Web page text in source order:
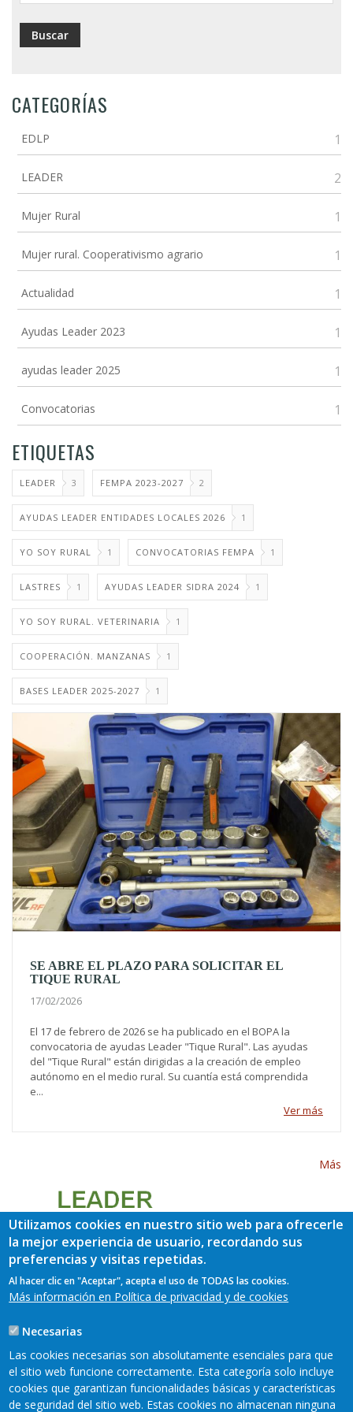
CATEGORÍAS
EDLP 1
LEADER 2
Mujer Rural 1
Mujer rural. Cooperativismo agrario 1
Actualidad 1
Ayudas Leader 2023 1
ayudas leader 2025 1
Convocatorias 1
ETIQUETAS
LEADER 3 FEMPA 2023-2027 2
AYUDAS LEADER ENTIDADES LOCALES 2026 1
YO SOY RURAL 1 CONVOCATORIAS FEMPA 1
LASTRES 1 AYUDAS LEADER SIDRA 2024 1
YO SOY RURAL. VETERINARIA 1
COOPERACIÓN. MANZANAS 1
BASES LEADER 2025-2027 1
SE ABRE EL PLAZO PARA SOLICITAR EL
TIQUE RURAL
17/02/2026
El 17 de febrero de 2026 se ha publicado en el BOPA la
convocatoria de ayudas Leader "Tique Rural". Las ayudas
del "Tique Rural" están dirigidas a la creación de empleo
autónomo en el medio rural. Su cuantía está comprendida
e...
Ver más
Más
Utilizamos cookies en nuestro sitio web para ofrecerle
la mejor experiencia de usuario, recordando sus
preferencias y visitas repetidas.
Al hacer clic en "Aceptar", acepta el uso de TODAS las cookies.
Más información en Política de privacidad y de cookies
Necesarias
Las cookies necesarias son absolutamente esenciales para que
el sitio web funcione correctamente. Esta categoría solo incluye
cookies que garantizan funcionalidades básicas y características
de seguridad del sitio web. Estas cookies no almacenan ninguna